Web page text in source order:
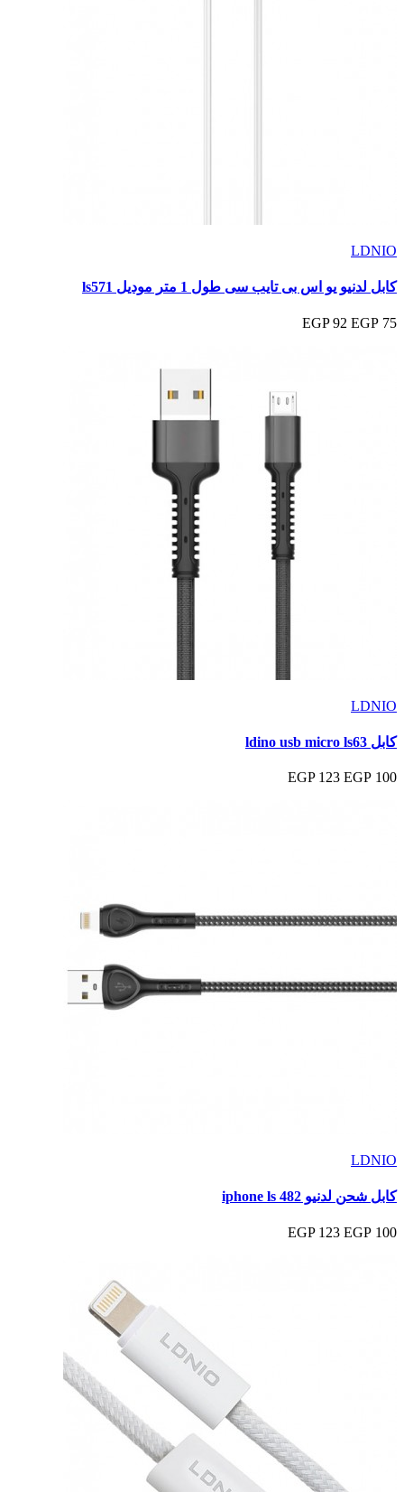
LDNIO
كابل لدنيو يو اس بى تايب سى طول 1 متر موديل ls571
75 EGP
92 EGP
LDNIO
كابل ldino usb micro ls63
100 EGP
123 EGP
LDNIO
كابل شحن لدنيو iphone ls 482
100 EGP
123 EGP